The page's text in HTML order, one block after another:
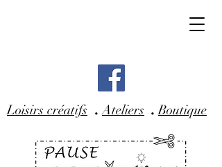
Loisirs créatifs .Ateliers .Boutique